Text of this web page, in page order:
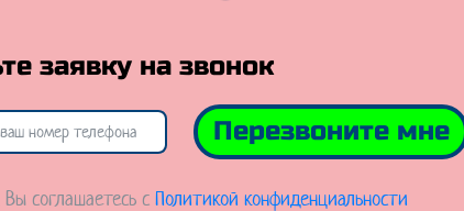
заявку на звонок
Перезвоните мне
соглашаетесь с Политикой конфиденциальности